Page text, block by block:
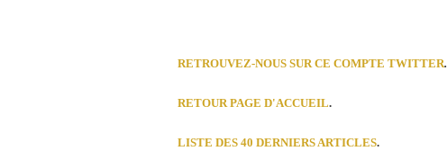
RETROUVEZ-NOUS SUR CE COMPTE TWITTER.
RETOUR PAGE D'ACCUEIL.
LISTE DES 40 DERNIERS ARTICLES.